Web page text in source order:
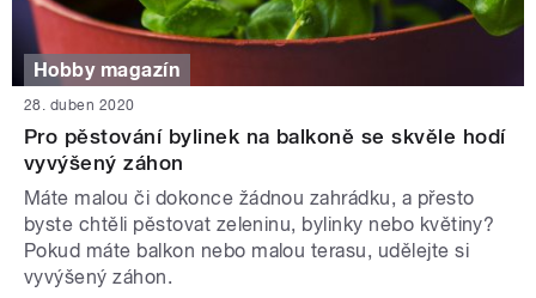
Hobby magazín
28. duben 2020
Pro pěstování bylinek na balkoně se skvěle hodí
vyvýšený záhon
Máte malou či dokonce žádnou zahrádku, a přesto
byste chtěli pěstovat zeleninu, bylinky nebo květiny?
Pokud máte balkon nebo malou terasu, udělejte si
vyvýšený záhon.